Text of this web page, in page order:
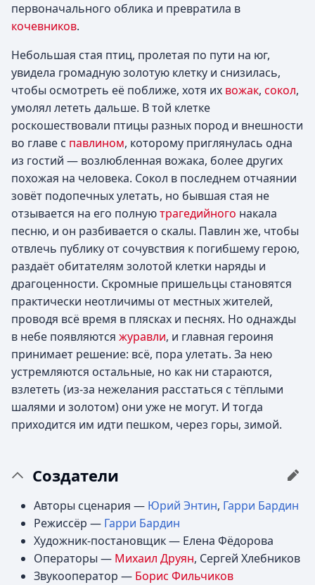
первоначального облика и превратила в
кочевников.
Небольшая стая птиц, пролетая по пути на юг,
увидела громадную золотую клетку и снизилась,
чтобы осмотреть её поближе, хотя их вожак, сокол,
умолял лететь дальше. В той клетке
роскошествовали птицы разных пород и внешности
во главе с павлином, которому приглянулась одна
из гостий — возлюбленная вожака, более других
похожая на человека. Сокол в последнем отчаянии
зовёт подопечных улетать, но бывшая стая не
отзывается на его полнуютрагедийного накала
песню, и он разбивается о скалы. Павлин же, чтобы
отвлечь публику от сочувствия к погибшему герою,
раздаёт обитателям золотой клетки наряды и
драгоценности. Скромные пришельцы становятся
практически неотличимы от местных жителей,
проводя всё время в плясках и песнях. Но однажды
в небе появляются журавли, и главная героиня
принимает решение: всё, пора улетать. За нею
устремляются остальные, но как ни стараются,
взлететь (из-за нежелания расстаться с тёплыми
шалями и золотом) они уже не могут. И тогда
приходится им идти пешком, через горы, зимой.
Создатели
Авторы сценария — Юрий Энтин, Гарри Бардин
Режиссёр — Гарри Бардин
Художник-постановщик — Елена Фёдорова
Операторы — Михаил Друян, Сергей Хлебников
Звукооператор — Борис Фильчиков